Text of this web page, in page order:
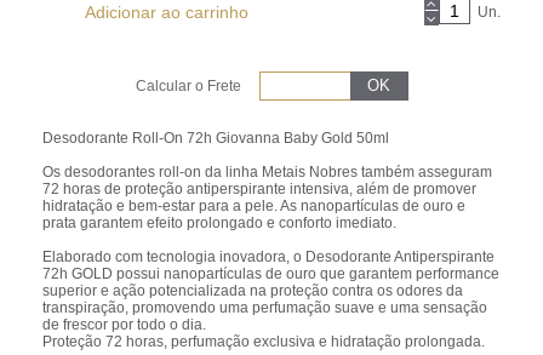
Un.
Adicionar ao carrinho
Calcular o Frete
Desodorante Roll-On 72h Giovanna Baby Gold 50ml
Os desodorantes roll-on da linha Metais Nobres também asseguram
72 horas de proteção antiperspirante intensiva, além de promover
hidratação e bem-estar para a pele. As nanopartículas de ouro e
prata garantem efeito prolongado e conforto imediato.
Elaborado com tecnologia inovadora, o Desodorante Antiperspirante
72h GOLD possui nanopartículas de ouro que garantem performance
superior e ação potencializada na proteção contra os odores da
transpiração, promovendo uma perfumação suave e uma sensação
de frescor por todo o dia.
Proteção 72 horas, perfumação exclusiva e hidratação prolongada.